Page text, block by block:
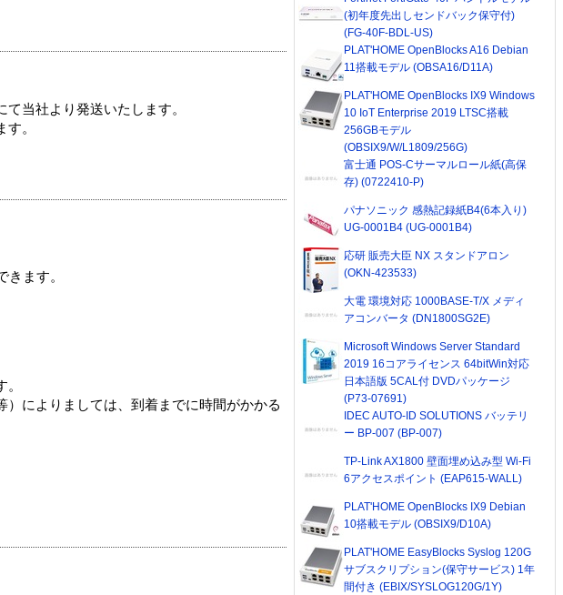
当社より発送いたします。
。
ます。
によりましては、到着までに時間がかかる
(初年度先出しセンドバック保守付)
(FG-40F-BDL-US)
PLAT'HOME OpenBlocks A16 Debian
11搭載モデル (OBSA16/D11A)
PLAT'HOME OpenBlocks IX9 Windows
10 IoT Enterprise 2019 LTSC搭載
256GBモデル
(OBSIX9/W/L1809/256G)
富士通 POS-Cサーマルロール紙(高保
存) (0722410-P)
パナソニック 感熱記録紙B4(6本入り)
UG-0001B4 (UG-0001B4)
応研 販売大臣 NX スタンドアロン
(OKN-423533)
大電 環境対応 1000BASE-T/X メディ
アコンバータ (DN1800SG2E)
Microsoft Windows Server Standard
2019 16コアライセンス 64bitWin対応
日本語版 5CAL付 DVDパッケージ
(P73-07691)
IDEC AUTO-ID SOLUTIONS バッテリ
ー BP-007 (BP-007)
TP-Link AX1800 壁面埋め込み型 Wi-Fi
6アクセスポイント (EAP615-WALL)
PLAT'HOME OpenBlocks IX9 Debian
10搭載モデル (OBSIX9/D10A)
PLAT'HOME EasyBlocks Syslog 120G
サブスクリプション(保守サービス) 1年
間付き (EBIX/SYSLOG120G/1Y)